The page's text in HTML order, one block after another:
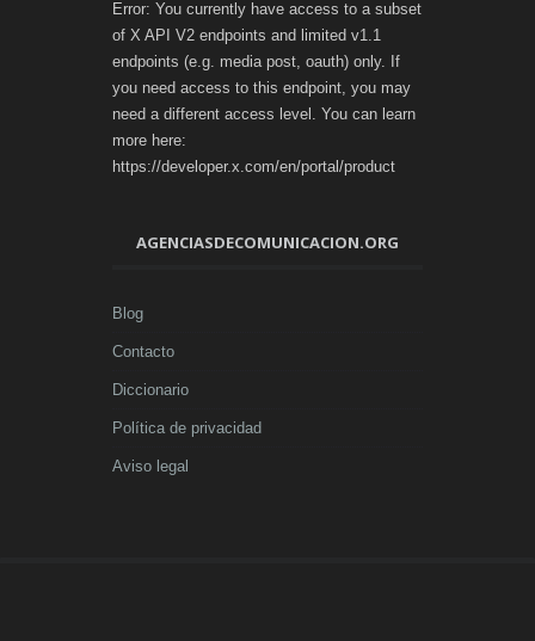
Error: You currently have access to a subset
of X API V2 endpoints and limited v1.1
endpoints (e.g. media post, oauth) only. If
you need access to this endpoint, you may
need a different access level. You can learn
more here:
https://developer.x.com/en/portal/product
AGENCIASDECOMUNICACION.ORG
Blog
Contacto
Diccionario
Política de privacidad
Aviso legal